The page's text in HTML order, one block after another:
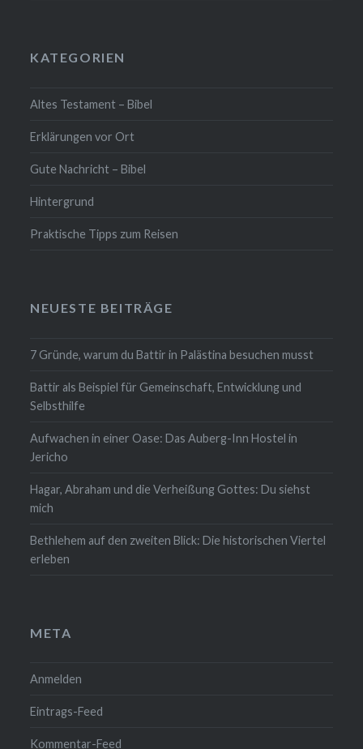
KATEGORIEN
Altes Testament – Bibel
Erklärungen vor Ort
Gute Nachricht – Bibel
Hintergrund
Praktische Tipps zum Reisen
NEUESTE BEITRÄGE
7 Gründe, warum du Battir in Palästina besuchen musst
Battir als Beispiel für Gemeinschaft, Entwicklung und
Selbsthilfe
Aufwachen in einer Oase: Das Auberg-Inn Hostel in
Jericho
Hagar, Abraham und die Verheißung Gottes: Du siehst
mich
Bethlehem auf den zweiten Blick: Die historischen Viertel
erleben
META
Anmelden
Eintrags-Feed
Kommentar-Feed